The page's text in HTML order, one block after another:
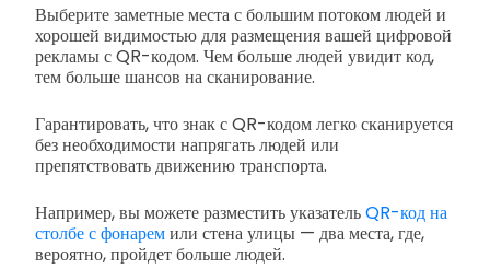
Выберите заметные места с большим потоком людей и
хорошей видимостью для размещения вашей цифровой
рекламы с QR-кодом. Чем больше людей увидит код,
тем больше шансов на сканирование.
Гарантировать, что знак с QR-кодом легко сканируется
без необходимости напрягать людей или
препятствовать движению транспорта.
Например, вы можете разместить указательQR-код на
столбе с фонаремили стена улицы — два места, где,
вероятно, пройдет больше людей.